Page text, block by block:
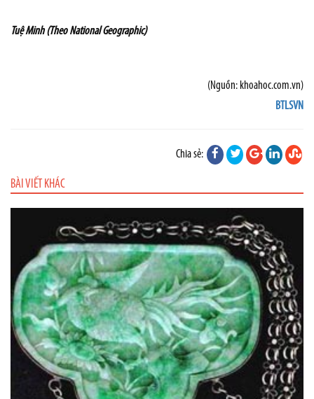
Tuệ Minh (Theo National Geographic)
(Nguồn: khoahoc.com.vn)
BTLSVN
Chia sẻ:
BÀI VIẾT KHÁC